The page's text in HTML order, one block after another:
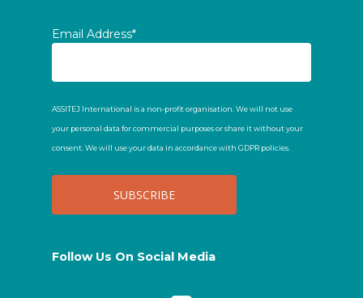
Email Address*
ASSITEJ International is a non-profit organisation. We will not use
your personal data for commercial purposes or share it without your
consent. We will use your data in accordance with GDPR policies.
Follow Us On Social Media